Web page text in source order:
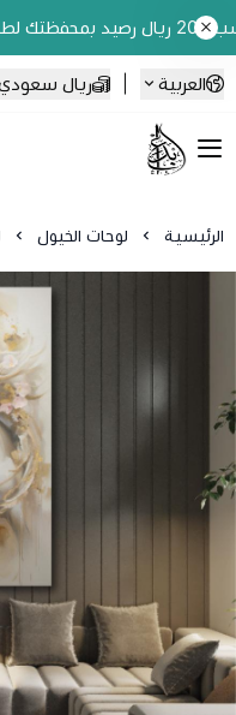
العربية ريال
Ebbdaa art
الرئيسية لوحات الخيول